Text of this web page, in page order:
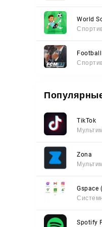
World
TikTok
Zona
Gspace
Spotify